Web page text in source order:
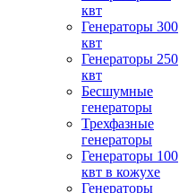
квт
Генераторы 300
квт
Генераторы 250
квт
Бесшумные
генераторы
Трехфазные
генераторы
Генераторы 100
квт в кожухе
Генераторы